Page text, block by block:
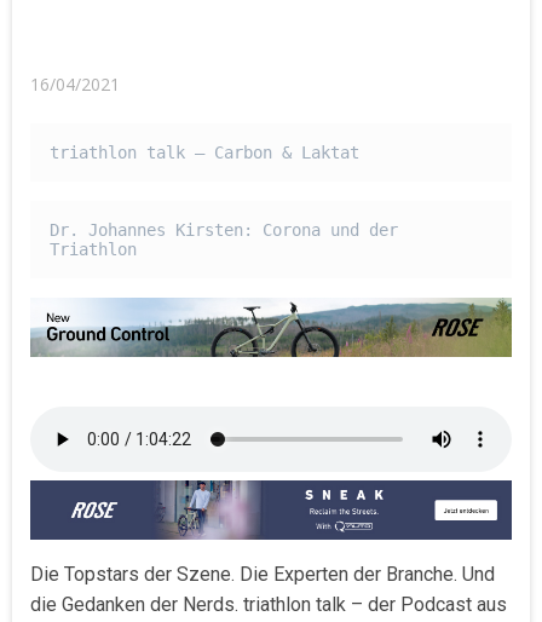
16/04/2021
triathlon talk – Carbon & Laktat
Dr. Johannes Kirsten: Corona und der
Triathlon
Die Topstars der Szene. Die Experten der Branche. Und
die Gedanken der Nerds. triathlon talk – der Podcast aus